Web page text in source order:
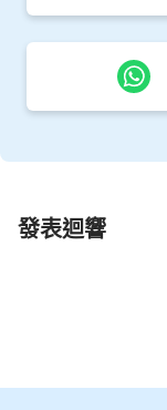
發表迴響